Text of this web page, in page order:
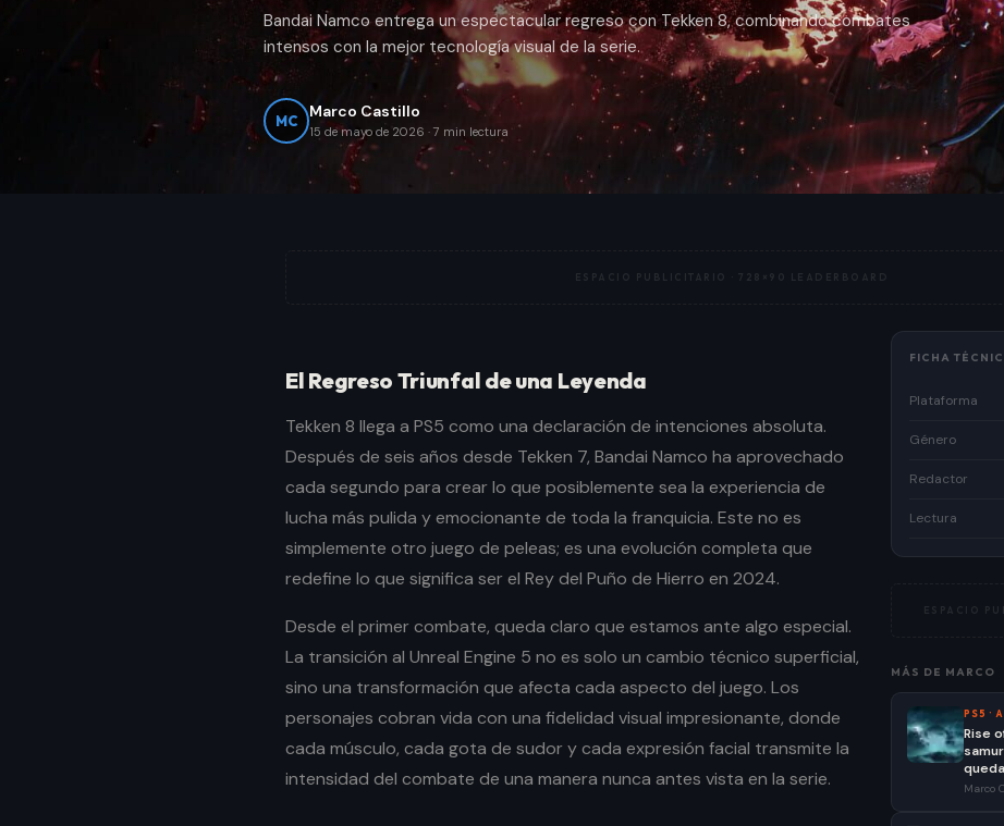
Bandai Namco entrega un espectacular regreso con Tekken 8, combinando combates
intensos con la mejor tecnología visual de la serie.
MC Marco Castillo
15 de mayo de 2026 · 7 min lectura
ESPACIO PUBLICITARIO ·728×90 LEADERBOARD
El Regreso Triunfal de una Leyenda
Tekken 8 llega a PS5 como una declaración de intenciones absoluta.
Después de seis años desde Tekken 7, Bandai Namco ha aprovechado
cada segundo para crear lo que posiblemente sea la experiencia de
lucha más pulida y emocionante de toda la franquicia. Este no es
simplemente otro juego de peleas; es una evolución completa que
redefine lo que significa ser el Rey del Puño de Hierro en 2024.
Desde el primer combate, queda claro que estamos ante algo especial.
La transición al Unreal Engine 5 no es solo un cambio técnico superficial,
sino una transformación que afecta cada aspecto del juego. Los
personajes cobran vida con una fidelidad visual impresionante, donde
cada músculo, cada gota de sudor y cada expresión facial transmite la
intensidad del combate de una manera nunca antes vista en la serie.
FICHA
Plataforma
Género
Redactor
Lectura
ESPACIO
MÁS DE MARCO
PS5 ·
Rise
Marco